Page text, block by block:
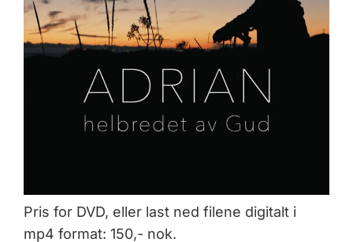
Pris for DVD, eller last ned filene digitalt i
mp4 format: 150,- nok.